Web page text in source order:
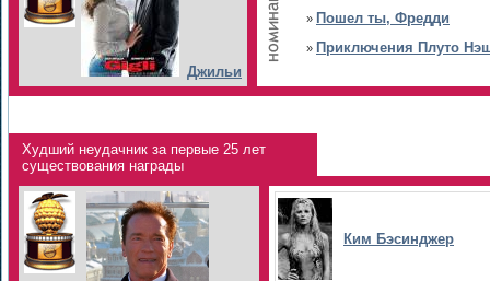
Джильи
» Пошел ты, Фредди
» Приключения Плуто
Худший неудачник за первые 25 лет
существования награды
Ким Бэсинджер